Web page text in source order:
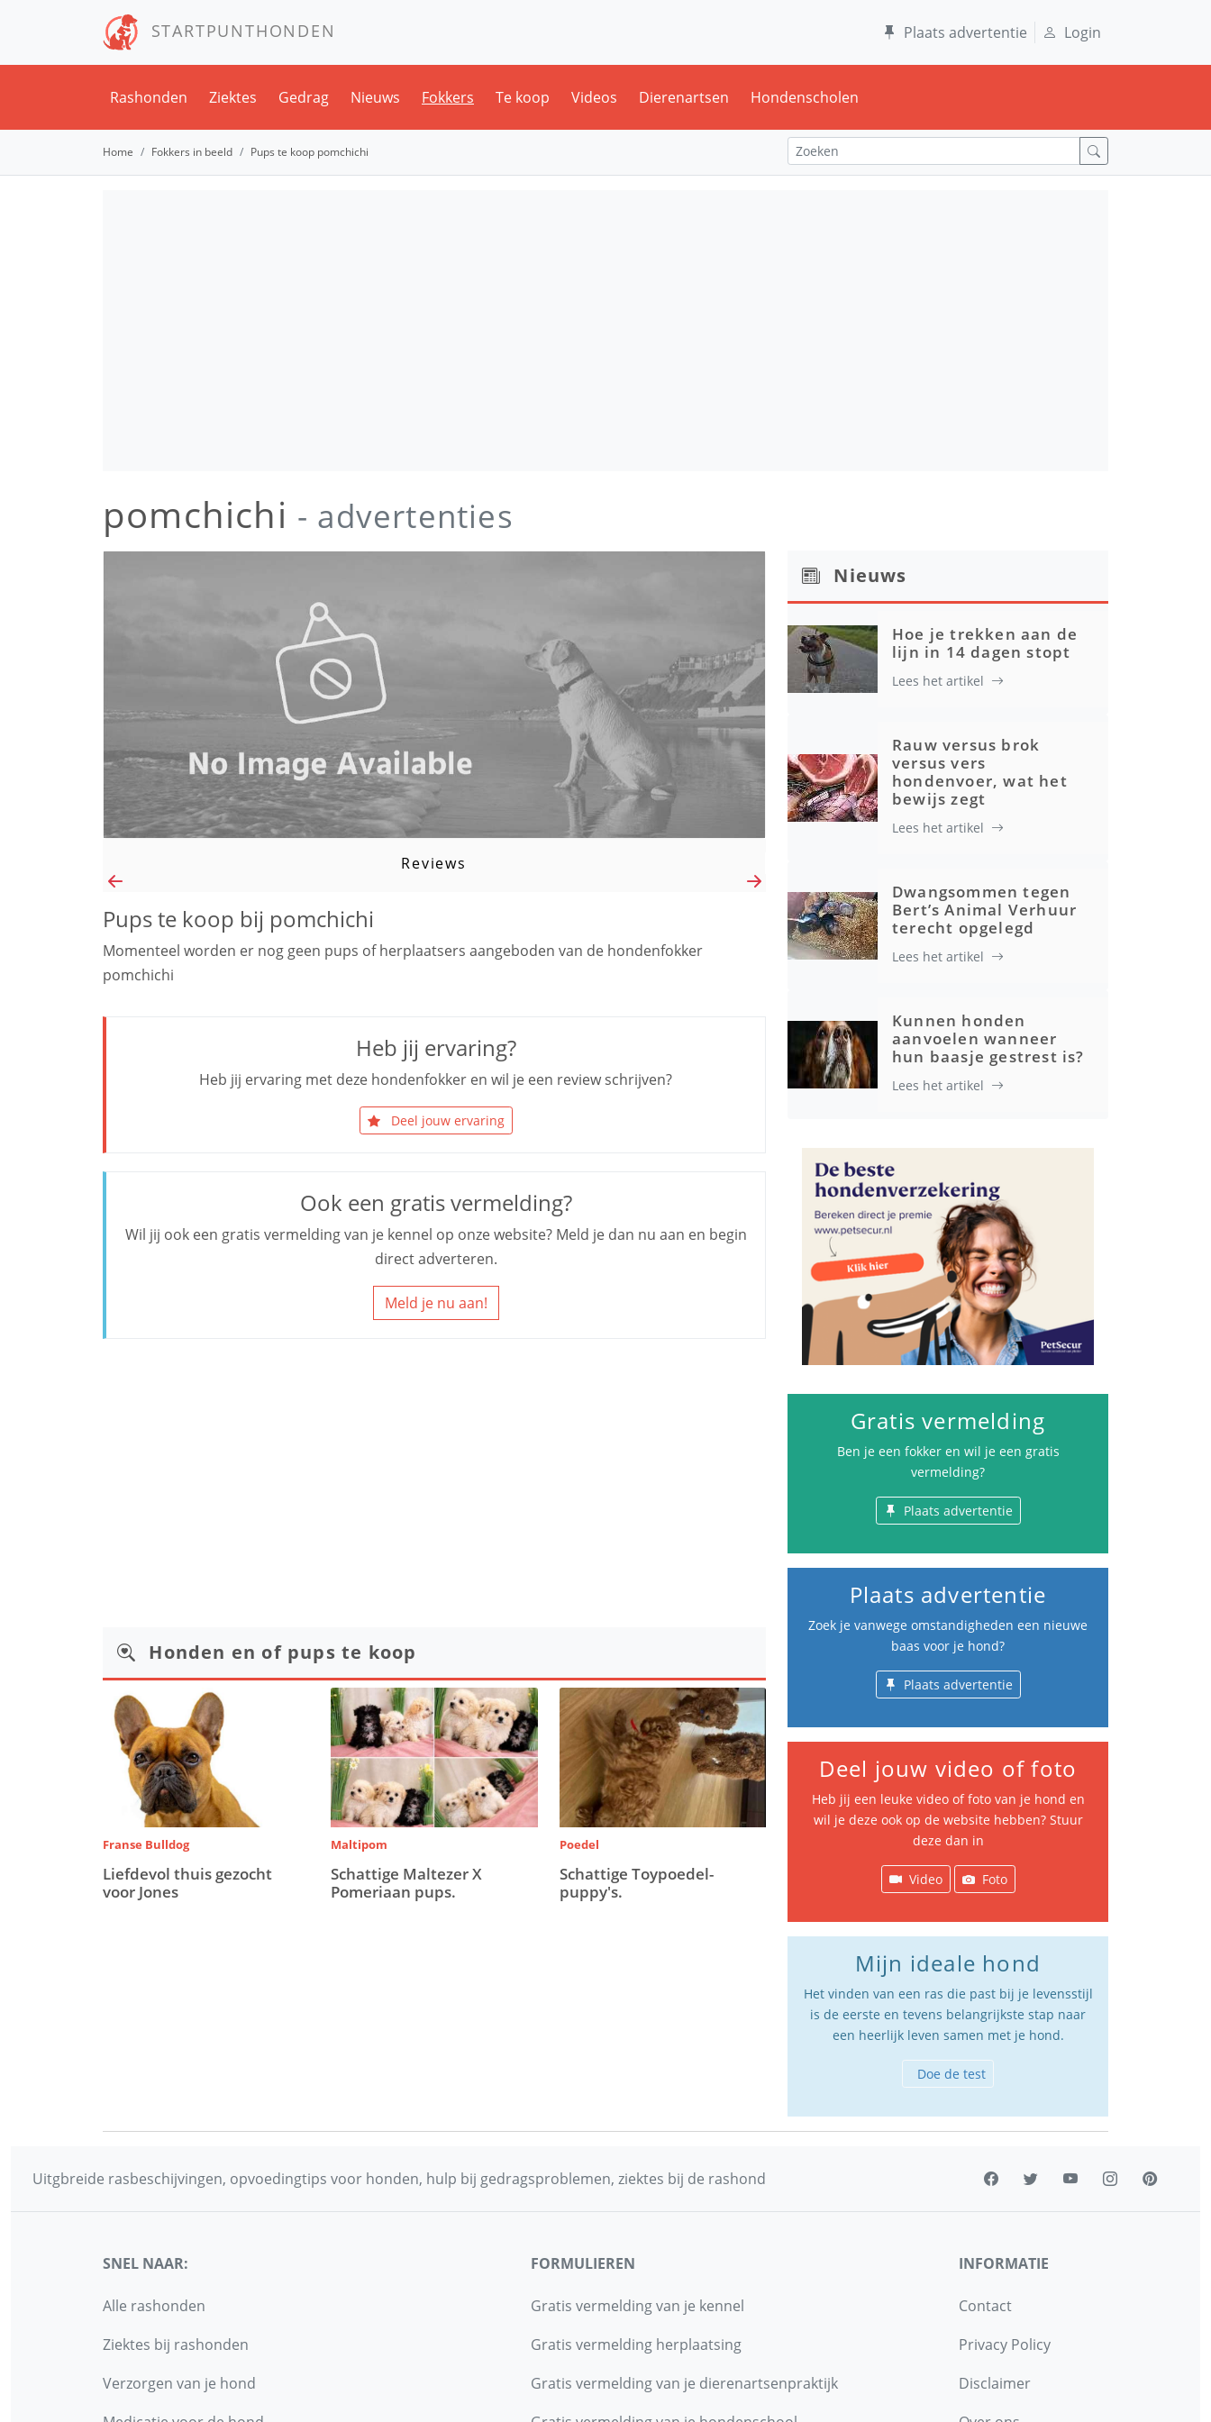
STARTPUNTHONDEN Plaats advertentie Login
Rashonden Ziektes Gedrag Nieuws Fokkers Te koop Videos Dierenartsen Hondenscholen
Home Fokkers in beeld Pups te koop pomchichi
pomchichi - advertenties
Reviews
Pups te koop bij pomchichi
Momenteel worden er nog geen pups of herplaatsers aangeboden van de hondenfokker
pomchichi
Heb jij ervaring?
Heb jij ervaring met deze hondenfokker en wil je een review schrijven?
Deel jouw ervaring
Ook een gratis vermelding?
Wil jij ook een gratis vermelding van je kennel op onze website? Meld je dan nu aan en begin
direct adverteren.
Meld je nu aan!
Honden en of pups te koop
Franse Bulldog
Liefdevol thuis gezocht
voor Jones
Maltipom
Schattige Maltezer X
Pomeriaan pups.
Poedel
Schattige Toypoedel-
puppy's.
Nieuws
Hoe je trekken aan de
lijn in 14 dagen stopt
Lees het artikel
Rauw versus brok
versus vers
hondenvoer, wat het
bewijs zegt
Lees het artikel
Dwangsommen tegen
Bert’s Animal Verhuur
terecht opgelegd
Lees het artikel
Kunnen honden
aanvoelen wanneer
hun baasje gestrest is?
Lees het artikel
Gratis vermelding
Ben je een fokker en wil je een gratis
vermelding?
Plaats advertentie
Plaats advertentie
Zoek je vanwege omstandigheden een nieuwe
baas voor je hond?
Plaats advertentie
Deel jouw video of foto
Heb jij een leuke video of foto van je hond en
wil je deze ook op de website hebben? Stuur
deze dan in
Video Foto
Mijn ideale hond
Het vinden van een ras die past bij je levensstijl
is de eerste en tevens belangrijkste stap naar
een heerlijk leven samen met je hond.
Doe de test
Uitgbreide rasbeschijvingen, opvoedingtips voor honden, hulp bij gedragsproblemen, ziektes bij de rashond
SNEL NAAR:
Alle rashonden
Ziektes bij rashonden
Verzorgen van je hond
FORMULIEREN
Gratis vermelding van je kennel
Gratis vermelding herplaatsing
Gratis vermelding van je dierenartsenpraktijk
INFORMATIE
Contact
Privacy Policy
Disclaimer